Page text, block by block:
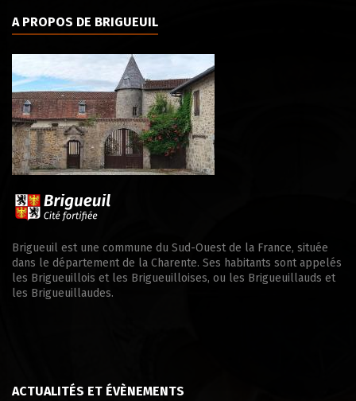
A PROPOS DE BRIGUEUIL
Brigueuil est une commune du Sud-Ouest de la France, située
dans le département de la Charente. Ses habitants sont appelés
les Brigueuillois et les Brigueuilloises, ou les Brigueuillauds et
les Brigueuillaudes.
ACTUALITÉS ET ÉVÈNEMENTS